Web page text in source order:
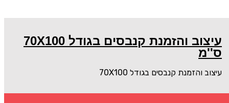
עיצוב והזמנת קנבסים בגודל 70X100
ס''מ
עיצוב והזמנת קנבסים בגודל 70X100